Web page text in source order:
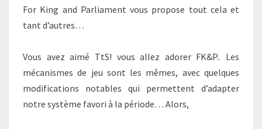
For King and Parliament vous propose tout cela et
tant d’autres…
Vous avez aimé TtS! vous allez adorer FK&P.. Les
mécanismes de jeu sont les mêmes, avec quelques
modifications notables qui permettent d’adapter
notre système favori à la période… Alors,